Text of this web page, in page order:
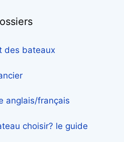
des bateaux
anglais/français
choisir? le guide